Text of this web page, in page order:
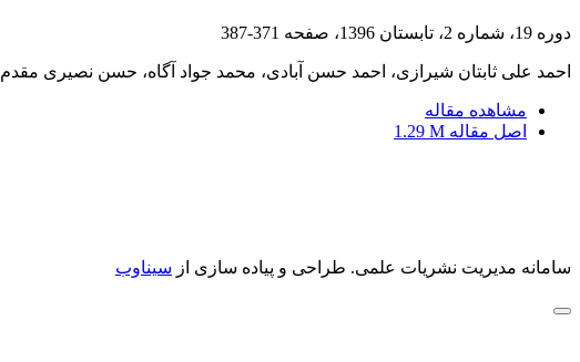
دوره 19، شماره 2، تابستان 1396، صفحه 371-387
احمد علی ثابتان شیرازی، احمد حسن آبادی، محمد جواد آگاه، حسن نصیری مقدم
مشاهده مقاله
اصل مقاله 1.29 M
سامانه مدیریت نشریات علمی. طراحی و پیاده سازی از سیناوب